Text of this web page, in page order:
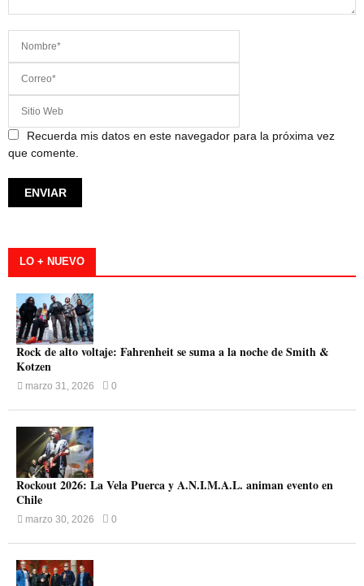
Recuerda mis datos en este navegador para la próxima vez
que comente.
LO + NUEVO
Rock de alto voltaje: Fahrenheit se suma a la noche de Smith &
Kotzen
marzo 31, 2026 0
Rockout 2026: La Vela Puerca y A.N.I.M.A.L. animan evento en
Chile
marzo 30, 2026 0